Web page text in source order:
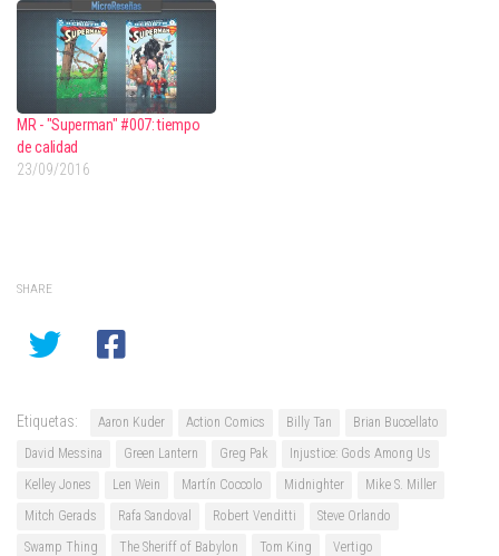
MR - "Superman" #007: tiempo
de calidad
23/09/2016
SHARE
Etiquetas: Aaron Kuder Action Comics Billy Tan
Brian Buccellato
David Messina
Green Lantern Greg Pak
Injustice: Gods Among Us
Kelley Jones
Len Wein Martín Coccolo Midnighter
Mike S. Miller
Mitch Gerads
Rafa Sandoval Robert Venditti
Steve Orlando
Swamp Thing
The Sheriff of Babylon Tom King Vertigo